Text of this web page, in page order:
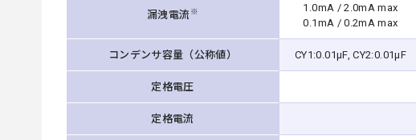
漏洩電流 ※
1.0mA / 2.0mA max
0.1mA / 0.2mA max
コンデンサ容量（公称値） CY1:0.01μF, CY2:0.01μF
定格電圧
定格電流